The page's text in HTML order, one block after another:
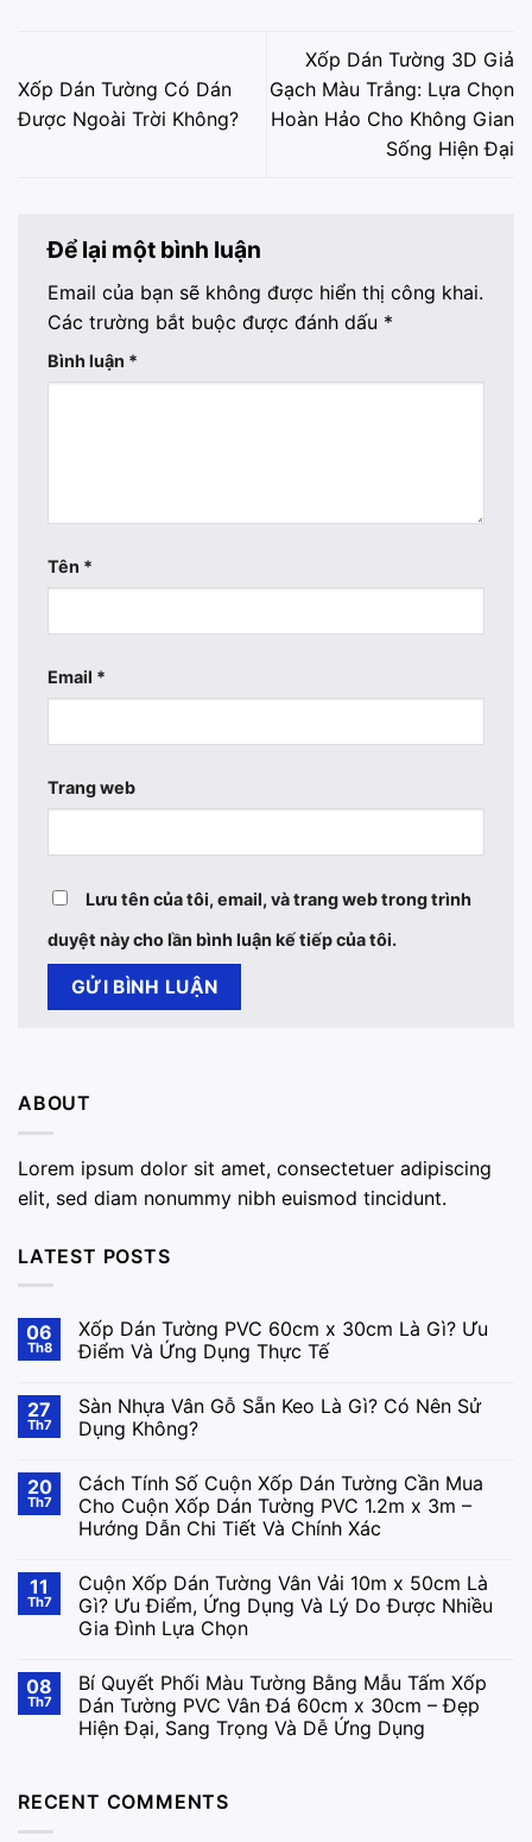
Xốp Dán Tường Có Dán
Được Ngoài Trời Không?
Xốp Dán Tường 3D Giả
Gạch Màu Trắng: Lựa Chọn
Hoàn Hảo Cho Không Gian
Sống Hiện Đại
Để lại một bình luận
Email của bạn sẽ không được hiển thị công khai.
Các trường bắt buộc được đánh dấu *
Bình luận *
Tên *
Email *
Trang web
Lưu tên của tôi, email, và trang web trong trình
duyệt này cho lần bình luận kế tiếp của tôi.
ABOUT
Lorem ipsum dolor sit amet, consectetuer adipiscing
elit, sed diam nonummy nibh euismod tincidunt.
LATEST POSTS
06
Th8
Xốp Dán Tường PVC 60cm x 30cm Là Gì? Ưu
Điểm Và Ứng Dụng Thực Tế
27
Th7
Sàn Nhựa Vân Gỗ Sẵn Keo Là Gì? Có Nên Sử
Dụng Không?
20
Th7
Cách Tính Số Cuộn Xốp Dán Tường Cần Mua
Cho Cuộn Xốp Dán Tường PVC 1.2m x 3m –
Hướng Dẫn Chi Tiết Và Chính Xác
11
Th7
Cuộn Xốp Dán Tường Vân Vải 10m x 50cm Là
Gì? Ưu Điểm, Ứng Dụng Và Lý Do Được Nhiều
Gia Đình Lựa Chọn
08
Th7
Bí Quyết Phối Màu Tường Bằng Mẫu Tấm Xốp
Dán Tường PVC Vân Đá 60cm x 30cm – Đẹp
Hiện Đại, Sang Trọng Và Dễ Ứng Dụng
RECENT COMMENTS